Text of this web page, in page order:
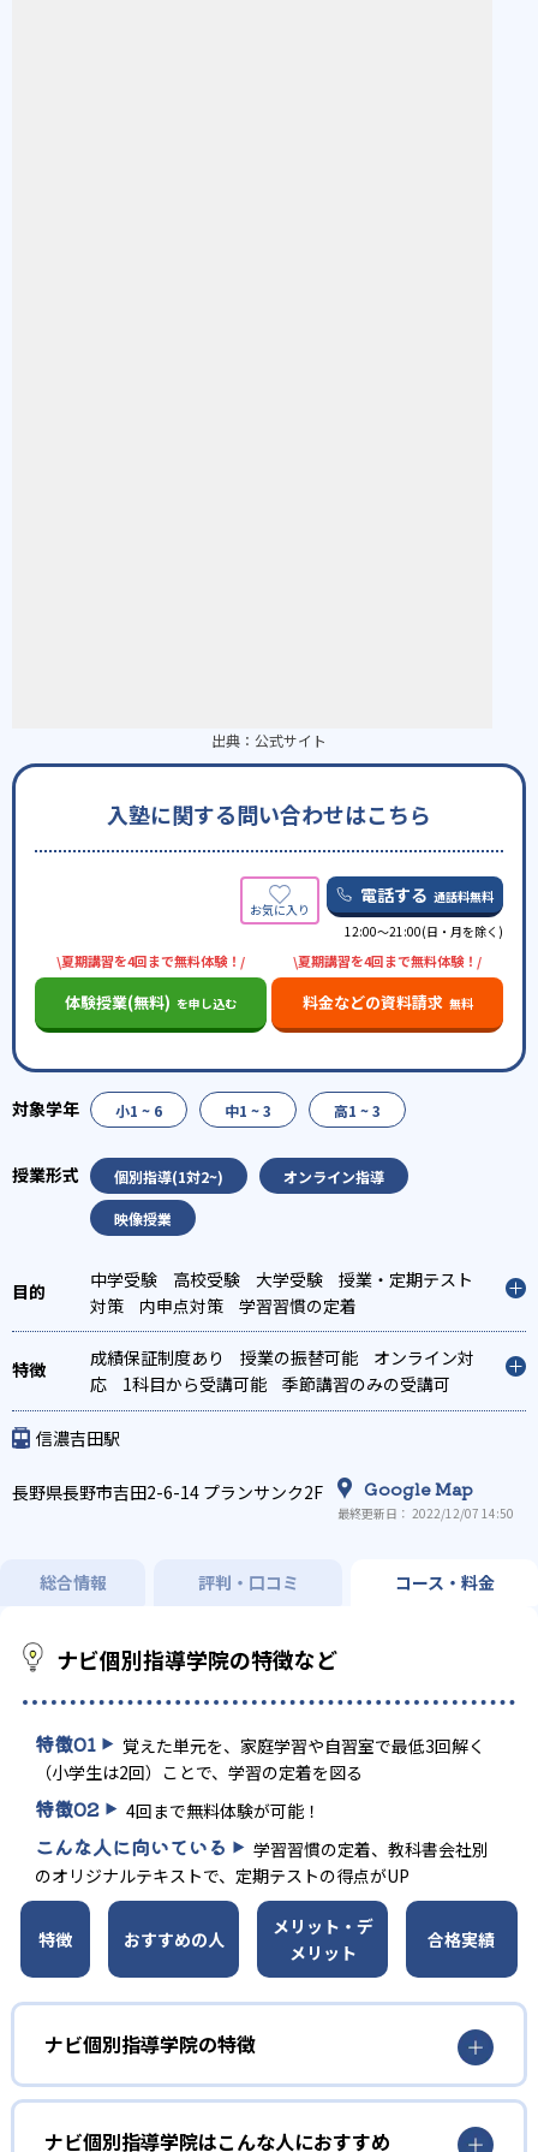
出典： 公式サイト
入塾に関する問い合わせはこちら
電話する 通話料無料
12:00～21:00(日・月を除く)
\夏期講習を4回まで無料体験！/
体験授業(無料) を申し込む
\夏期講習を4回まで無料体験！/
料金などの資料請求 無料
小1 ~ 6 中1 ~ 3 高1 ~ 3
個別指導(1対2~) オンライン指導
映像授業
中学受験 高校受験 大学受験
授業・定期テスト
対策
内申点対策 学習習慣の定着
成績保証制度あり 授業の振替可能
オンライン対
応
1科目から受講可能
季節講習のみの受講可
自習室あり
信濃吉田駅
長野県長野市吉田2-6-14 プランサンク2F Google Map
最終更新日： 2022/12/07 14:50
総合情報 評判・口コミ コース・料金
ナビ個別指導学院の特徴など
特徴01
覚えた単元を、家庭学習や自習室で最低3回解く
（小学生は2回）ことで、学習の定着を図る
特徴02 4回まで無料体験が可能！
こんな人に向いている
学習習慣の定着、教科書会社別
のオリジナルテキストで、定期テストの得点がUP
特徴 おすすめの人
メリット・デ
メリット
合格実績
ナビ個別指導学院の特徴
ナビ個別指導学院はこんな人におすすめ